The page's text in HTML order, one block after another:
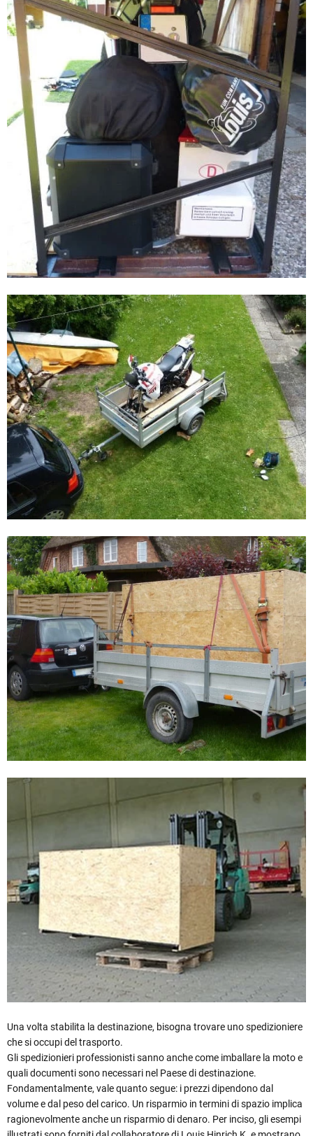
Una volta stabilita la destinazione, bisogna trovare uno spedizioniere
che si occupi del trasporto.
Gli spedizionieri professionisti sanno anche come imballare la moto e
quali documenti sono necessari nel Paese di destinazione.
Fondamentalmente, vale quanto segue: i prezzi dipendono dal
volume e dal peso del carico. Un risparmio in termini di spazio implica
ragionevolmente anche un risparmio di denaro. Per inciso, gli esempi